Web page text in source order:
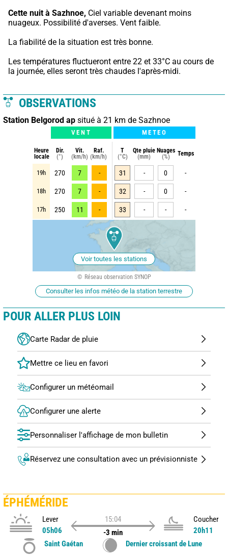
Cette nuit à Sazhnoe, Ciel variable devenant moins
nuageux. Possibilité d'averses. Vent faible.
La fiabilité de la situation est très bonne.
Les températures fluctueront entre 22 et 33°C au cours de
la journée, elles seront très chaudes l'après-midi.
OBSERVATIONS
Station Belgorod ap situé à 21 km de Sazhnoe
VENT METEO
Heure
locale
Dir.
(°)
Vit.
(km/h)
Raf.
(km/h)
T
(°C)
Qte pluie
(mm)
Nuages
(%)
Temps
19h 270 7 - 31 - 0 -
18h 270 7 - 32 - 0 -
17h 250 11 - 33 - - -
Voir toutes les stations
Réseau observation SYNOP
Consulter les infos météo de la station terrestre
POUR ALLER PLUS LOIN
Carte Radar de pluie
Configurer un météomail
Configurer une alerte
Personnaliser l'affichage de mon bulletin
Réservez une consultation avec un prévisionniste
ÉPHÉMÉRIDE
Lever
05h06
15:04
-3 min
Coucher
20h11
Saint Gaétan
Dernier croissant de Lune